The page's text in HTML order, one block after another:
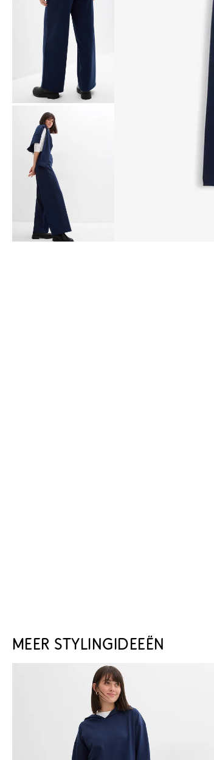
MEER STYLINGIDEEËN